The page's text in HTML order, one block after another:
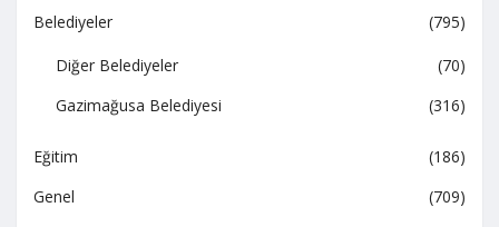
Belediyeler (795)
Diğer Belediyeler
(70)
Gazimağusa Belediyesi
(316)
Eğitim
(186)
Genel
(709)